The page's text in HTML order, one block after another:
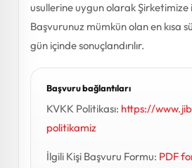
usullerine uygun olarak Şirketimize
Başvurunuz mümkün olan en kısa
gün içinde sonuçlandırılır.
Başvuru bağlantıları
KVKK Politikası: https://
politikamiz
İlgili Kişi Başvuru Formu: PDF